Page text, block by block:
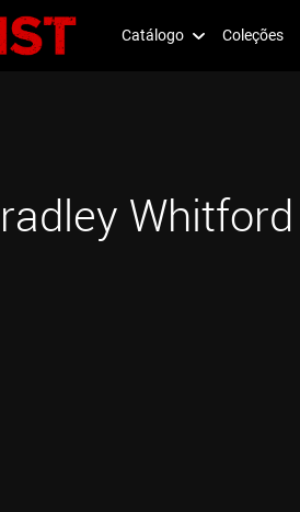
Catálogo Coleções
Whitford